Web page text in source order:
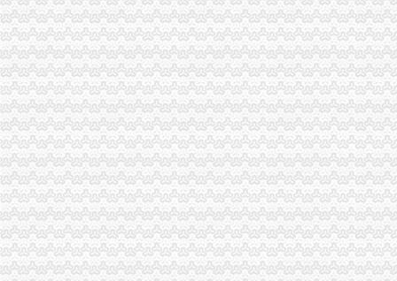
宅男福利社_宅男福利社是宅男就来福利社
福利社-百丽吧-天津消费生活专属社区-
VR福利社
福利社
黄漫福利社
gkmm福利社肉图_美图福利社账号登录_美图福利社刮
福利社-@HR圈内招聘网,HR人自己的招聘网站
福利社-百丽吧-天津消费生活专属社区-
业界福利社
zxfuli福利社电影-原创-高清-爱奇艺
福利社
福利社的微博_腾讯微博
福利社
福利社_圈子_杭州19楼
福利社-苹果笔记本,iPhone,iPad,苹果正品购买,在这里有便宜的苹